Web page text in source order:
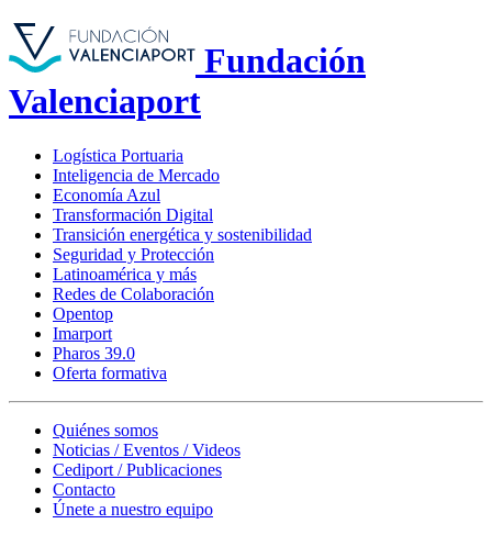
Fundación
Valenciaport
Logística Portuaria
Inteligencia de Mercado
Economía Azul
Transformación Digital
Transición energética y sostenibilidad
Seguridad y Protección
Latinoamérica y más
Redes de Colaboración
Opentop
Imarport
Pharos 39.0
Oferta formativa
Quiénes somos
Noticias / Eventos / Videos
Cediport / Publicaciones
Contacto
Únete a nuestro equipo